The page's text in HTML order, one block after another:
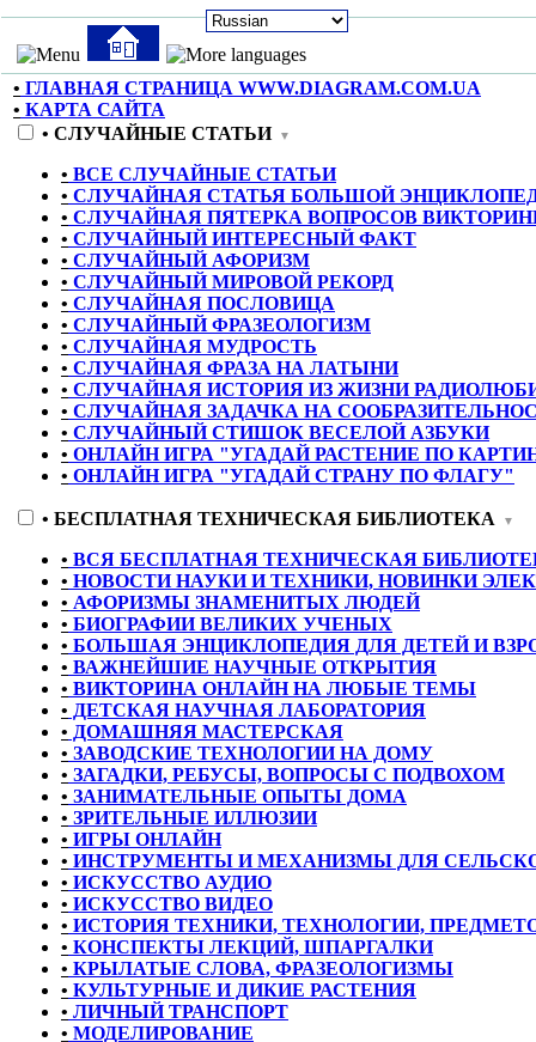
• ГЛАВНАЯ СТРАНИЦА WWW.DIAGRAM.COM.UA
• КАРТА САЙТА
• СЛУЧАЙНЫЕ СТАТЬИ ▼
• ВСЕ СЛУЧАЙНЫЕ СТАТЬИ
• СЛУЧАЙНАЯ СТАТЬЯ БОЛЬШОЙ
• СЛУЧАЙНАЯ ПЯТЕРКА ВОПРОСОВ
• СЛУЧАЙНЫЙ ИНТЕРЕСНЫЙ ФАКТ
• СЛУЧАЙНЫЙ АФОРИЗМ
• СЛУЧАЙНЫЙ МИРОВОЙ РЕКОРД
• СЛУЧАЙНАЯ ПОСЛОВИЦА
• СЛУЧАЙНЫЙ ФРАЗЕОЛОГИЗМ
• СЛУЧАЙНАЯ МУДРОСТЬ
• СЛУЧАЙНАЯ ФРАЗА НА ЛАТЫНИ
• СЛУЧАЙНАЯ ИСТОРИЯ ИЗ ЖИЗНИ
• СЛУЧАЙНАЯ ЗАДАЧКА НА
• СЛУЧАЙНЫЙ СТИШОК ВЕСЕЛОЙ АЗБУКИ
• ОНЛАЙН ИГРА "УГАДАЙ РАСТЕНИЕ ПО
• ОНЛАЙН ИГРА "УГАДАЙ СТРАНУ ПО ФЛАГУ"
• БЕСПЛАТНАЯ ТЕХНИЧЕСКАЯ БИБЛИОТЕКА ▼
• ВСЯ БЕСПЛАТНАЯ ТЕХНИЧЕСКАЯ
• НОВОСТИ НАУКИ И ТЕХНИКИ, НОВИНКИ
• АФОРИЗМЫ ЗНАМЕНИТЫХ ЛЮДЕЙ
• БИОГРАФИИ ВЕЛИКИХ УЧЕНЫХ
• БОЛЬШАЯ ЭНЦИКЛОПЕДИЯ ДЛЯ ДЕТЕЙ И
• ВАЖНЕЙШИЕ НАУЧНЫЕ ОТКРЫТИЯ
• ВИКТОРИНА ОНЛАЙН НА ЛЮБЫЕ ТЕМЫ
• ДЕТСКАЯ НАУЧНАЯ ЛАБОРАТОРИЯ
• ДОМАШНЯЯ МАСТЕРСКАЯ
• ЗАВОДСКИЕ ТЕХНОЛОГИИ НА ДОМУ
• ЗАГАДКИ, РЕБУСЫ, ВОПРОСЫ С ПОДВОХОМ
• ЗАНИМАТЕЛЬНЫЕ ОПЫТЫ ДОМА
• ЗРИТЕЛЬНЫЕ ИЛЛЮЗИИ
• ИГРЫ ОНЛАЙН
• ИНСТРУМЕНТЫ И МЕХАНИЗМЫ ДЛЯ
• ИСКУССТВО АУДИО
• ИСКУССТВО ВИДЕО
• ИСТОРИЯ ТЕХНИКИ, ТЕХНОЛОГИИ,
• КОНСПЕКТЫ ЛЕКЦИЙ, ШПАРГАЛКИ
• КРЫЛАТЫЕ СЛОВА, ФРАЗЕОЛОГИЗМЫ
• КУЛЬТУРНЫЕ И ДИКИЕ РАСТЕНИЯ
• ЛИЧНЫЙ ТРАНСПОРТ
• МОДЕЛИРОВАНИЕ